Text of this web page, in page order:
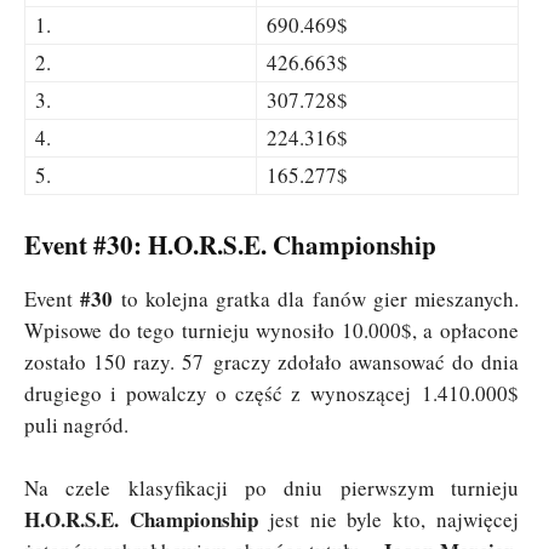
1.
690.469$
2.
426.663$
3.
307.728$
4.
224.316$
5.
165.277$
Event #30: H.O.R.S.E. Championship
Event#30 to kolejna gratka dla fanów gier mieszanych.
Wpisowe do tego turnieju wynosiło 10.000$, a opłacone
zostało 150 razy. 57 graczy zdołało awansować do dnia
drugiego i powalczy o część z wynoszącej 1.410.000$
puli nagród.
Na czele klasyfikacji po dniu pierwszym turnieju
H.O.R.S.E. Championshipjest nie byle kto, najwięcej